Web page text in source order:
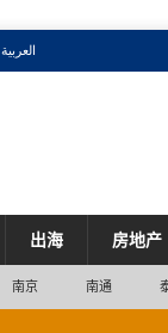
العربية
出海 房地产
南京 南通